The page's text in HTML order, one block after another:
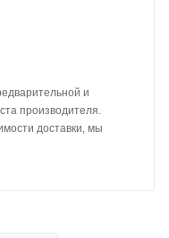
и
производителя.
доставки, мы